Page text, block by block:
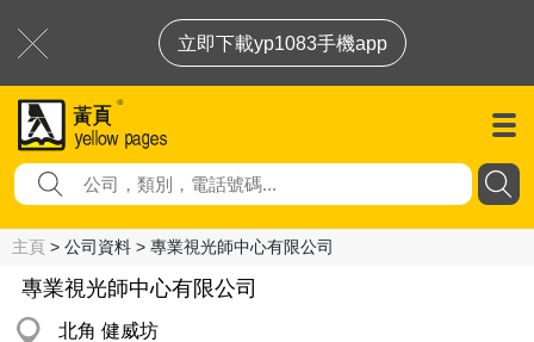
立即下載yp1083手機app
主頁 > 公司資料 > 專業視光師中心有限公司
專業視光師中心有限公司
北角 健威坊